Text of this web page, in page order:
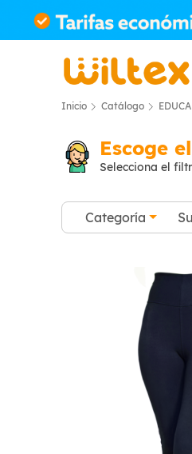
Inicio Catálogo
Escoge
Selecciona el
Categoría